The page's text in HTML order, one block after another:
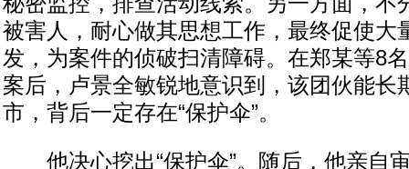
被害人，耐心做其思想工作，最终促使大
发，为案件的侦破扫清障碍。在郑某等8
案后，卢景全敏锐地意识到，该团伙能长
市，背后一定存在“保护伞”。
他决心挖出“保护伞”。随后，他亲自